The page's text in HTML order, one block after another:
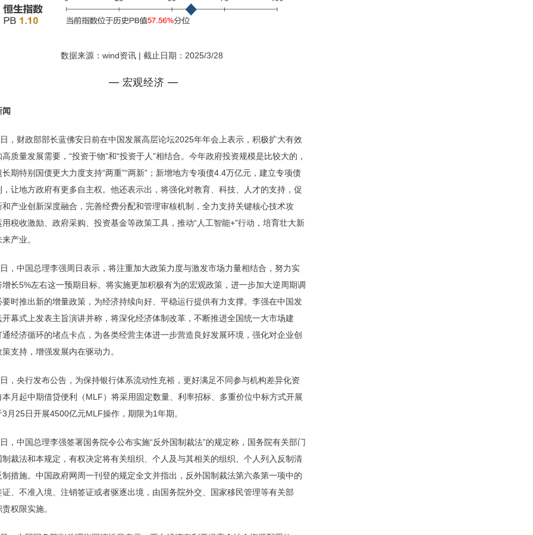
数据来源：wind资讯 | 截止日期：2025/3/28
— 宏观经济 —
闻
，财政部部长蓝佛安日前在中国发展高层论坛2025年年会上表示，积极扩大有效
质量发展需要，“投资于物”和“投资于人”相结合。今年政府投资规模是比较大的，
期特别国债更大力度支持“两重”“两新”；新增地方专项债4.4万亿元，建立专项债
让地方政府有更多自主权。他还表示出，将强化对教育、科技、人才的支持，促
和产业创新深度融合，完善经费分配和管理审核机制，全力支持关键核心技术攻
用税收激励、政府采购、投资基金等政策工具，推动“人工智能+”行动，培育壮大新
产业。
，中国总理李强周日表示，将注重加大政策力度与激发市场力量相结合，努力实
长5%左右这一预期目标。将实施更加积极有为的宏观政策，进一步加大逆周期调
要时推出新的增量政策，为经济持续向好、平稳运行提供有力支撑。李强在中国发
开幕式上发表主旨演讲并称，将深化经济体制改革，不断推进全国统一大市场建
经济循环的堵点卡点，为各类经营主体进一步营造良好发展环境，强化对企业创
支持，增强发展内在驱动力。
，央行发布公告，为保持银行体系流动性充裕，更好满足不同参与机构差异化资
本月起中期借贷便利（MLF）将采用固定数量、利率招标、多重价位中标方式开展
月25日开展4500亿元MLF操作，期限为1年期。
，中国总理李强签署国务院令公布实施“反外国制裁法”的规定称，国务院有关部门
制裁法和本规定，有权决定将有关组织、个人及与其相关的组织、个人列入反制清
措施。中国政府网周一刊登的规定全文并指出，反外国制裁法第六条第一项中的
、不准入境、注销签证或者驱逐出境，由国务院外交、国家移民管理等有关部
权限实施。